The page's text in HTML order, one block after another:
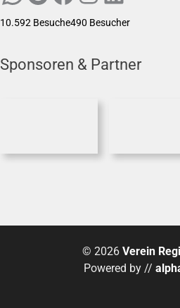
10.592 Besuche490 Besucher
Sponsoren & Partner
© 2026 Verein
Powered by //